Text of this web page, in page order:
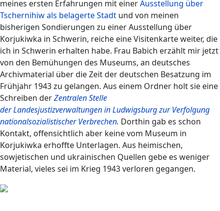
meines ersten Erfahrungen mit einerAusstellung über
Tschernihiw als belagerte Stadt und von meinen
bisherigen Sondierungen zu einer Ausstellung über
Korjukiwka in Schwerin, reiche eine Visitenkarte weiter, die
ich in Schwerin erhalten habe. Frau Babich erzählt mir jetzt
von den Bemühungen des Museums, an deutsches
Archivmaterial über die Zeit der deutschen Besatzung im
Frühjahr 1943 zu gelangen. Aus einem Ordner holt sie eine
Schreiben derZentralen Stelle
der Landesjustizverwaltungen inLudwigsburg zur Verfolgung
nationalsozialistischer Verbrechen. Dorthin gab es schon
Kontakt, offensichtlich aber keine vom Museum in
Korjukiwka erhoffte Unterlagen. Aus heimischen,
sowjetischen und ukrainischen Quellen gebe es weniger
Material, vieles sei im Krieg 1943 verloren gegangen.